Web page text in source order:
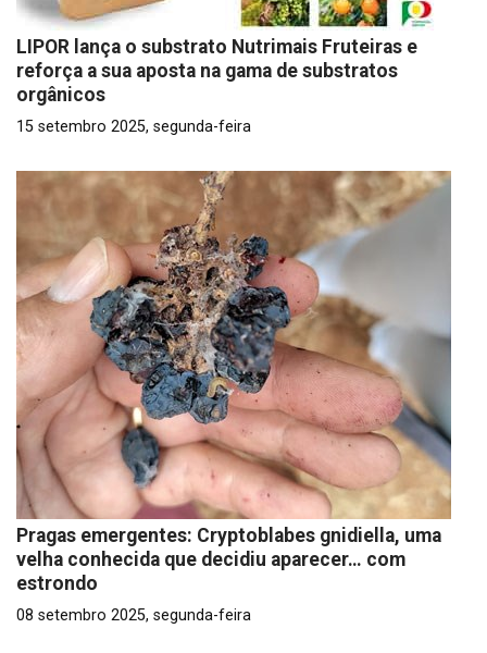
LIPOR lança o substrato Nutrimais Fruteiras e
reforça a sua aposta na gama de substratos
orgânicos
15 setembro 2025, segunda-feira
Pragas emergentes: Cryptoblabes gnidiella, uma
velha conhecida que decidiu aparecer… com
estrondo
08 setembro 2025, segunda-feira